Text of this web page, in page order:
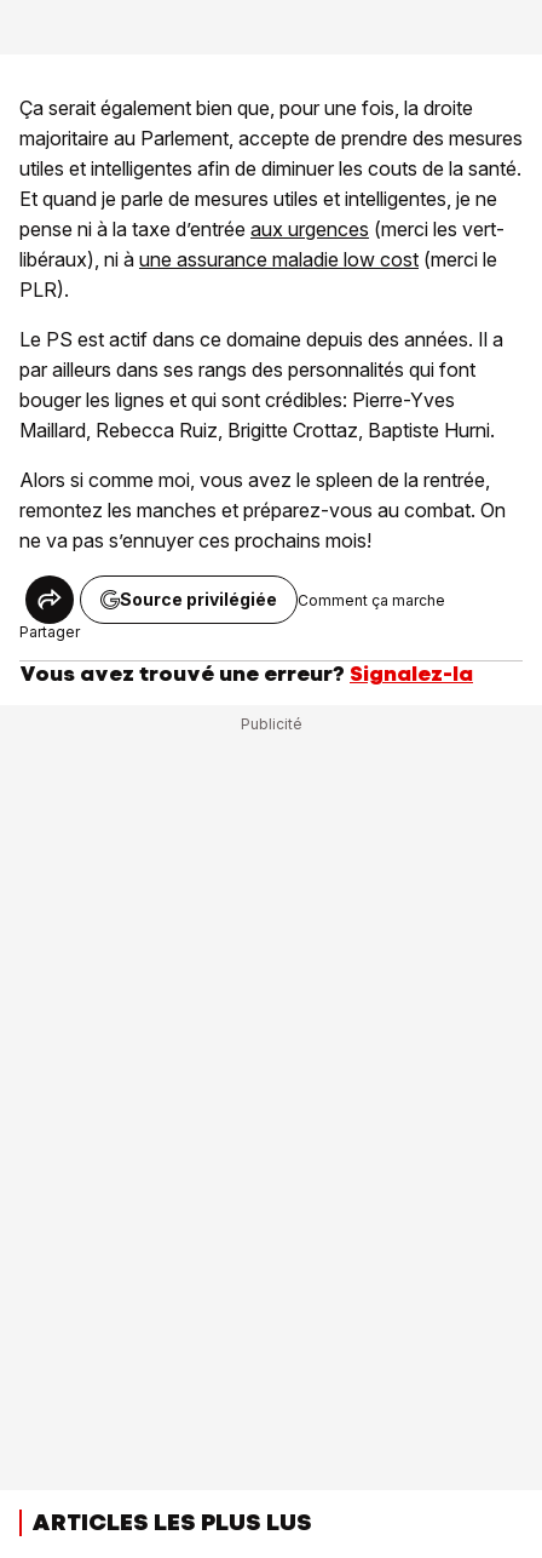
Ça serait également bien que, pour une fois, la droite
majoritaire au Parlement, accepte de prendre des mesures
utiles et intelligentes afin de diminuer les couts de la santé.
Et quand je parle de mesures utiles et intelligentes, je ne
pense ni à la taxe d’entrée aux urgences (merci les vert-
libéraux), ni à une assurance maladie low cost (merci le
PLR).
Le PS est actif dans ce domaine depuis des années. Il a
par ailleurs dans ses rangs des personnalités qui font
bouger les lignes et qui sont crédibles: Pierre-Yves
Maillard, Rebecca Ruiz, Brigitte Crottaz, Baptiste Hurni.
Alors si comme moi, vous avez le spleen de la rentrée,
remontez les manches et préparez-vous au combat. On
ne va pas s’ennuyer ces prochains mois!
Partager
Source privilégiée Comment ça marche
Vous avez trouvé une erreur? Signalez-la
ARTICLES LES PLUS LUS